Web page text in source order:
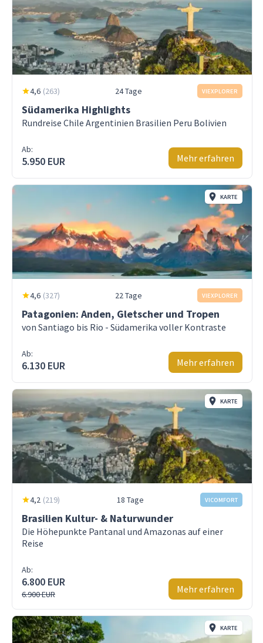
4,6 (263) 24 Tage VIEXPLORER
Südamerika Highlights
Rundreise Chile Argentinien Brasilien Peru Bolivien
Ab:
5.950 EUR Mehr erfahren
KARTE
4,6 (327) 22 Tage VIEXPLORER
Patagonien: Anden, Gletscher und Tropen
von Santiago bis Rio - Südamerika voller Kontraste
Ab:
6.130 EUR Mehr erfahren
KARTE
4,2 (219) 18 Tage VICOMFORT
Brasilien Kultur- & Naturwunder
Die Höhepunkte Pantanal und Amazonas auf einer
Reise
Ab:
6.800 EUR
6.900 EUR Mehr erfahren
KARTE